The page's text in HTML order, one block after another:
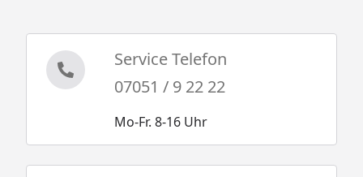
Service Telefon
07051 / 9 22 22
Mo-Fr. 8-16 Uhr